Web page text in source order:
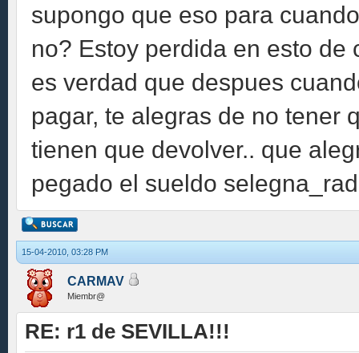
supongo que eso para
no? Estoy perdida en esto de
es verdad que despues
pagar, te alegras de no tener
tienen que devolver.. que
pegado el sueldo
15-04-2010, 03:28 PM
CARMAV
Miembr@
RE: r1 de SEVILLA!!!